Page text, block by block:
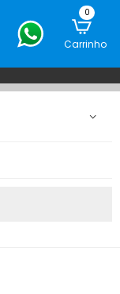
Carrinho
0